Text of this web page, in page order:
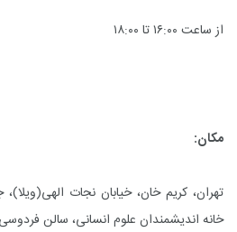
از ساعت ۱۶:۰۰ تا ۱۸:۰۰
مکان:
تهران، کریم خان، خیابان نجات
خانه اندیشمندان علوم انسانی، سالن فردوسی